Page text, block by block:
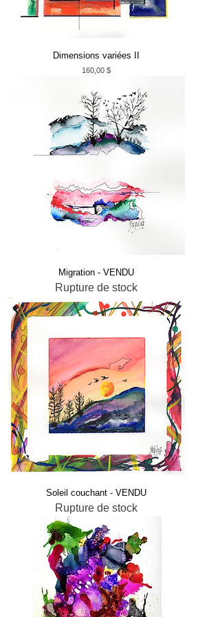
Dimensions variées II
Prix
160,00 $
Migration - VENDU
Rupture de stock
Soleil couchant - VENDU
Rupture de stock